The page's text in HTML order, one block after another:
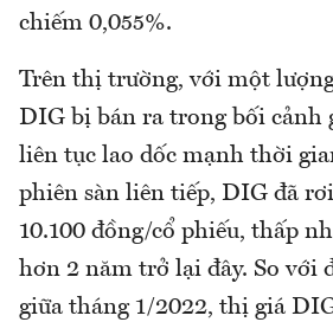
chiếm 0,055%.
Trên thị trường, với một
DIG bị bán ra trong bối cảnh
liên tục lao dốc mạnh thời
phiên sàn liên tiếp, DIG đã
10.100 đồng/cổ phiếu, thấp
hơn 2 năm trở lại đây. So với
giữa tháng 1/2022, thị giá